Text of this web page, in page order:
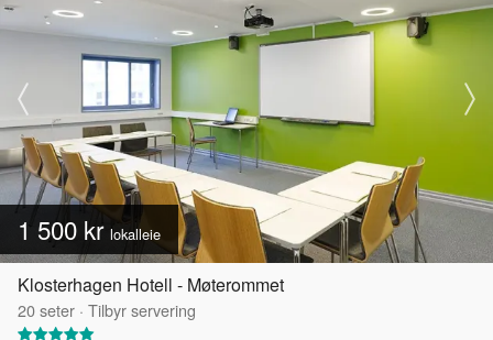
1 500 kr lokalleie
Klosterhagen Hotell - Møterommet
20seter · Tilbyr servering